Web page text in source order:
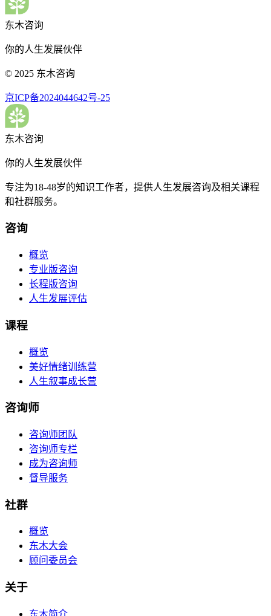
东木咨询
你的人生发展伙伴
© 2025 东木咨询
京ICP备2024044642号-25
东木咨询
你的人生发展伙伴
专注为18-48岁的知识工作者，提供人生发展咨询及相关课程
和社群服务。
咨询
概览
专业版咨询
长程版咨询
人生发展评估
课程
概览
美好情绪训练营
人生叙事成长营
咨询师
咨询师团队
咨询师专栏
成为咨询师
督导服务
社群
概览
东木大会
顾问委员会
关于
东木简介